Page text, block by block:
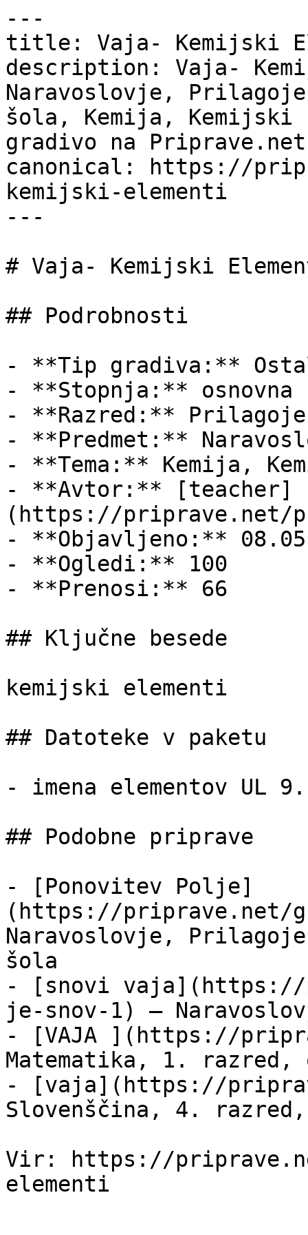
---
title: Vaja- Kemijski
description: Vaja-
Naravoslovje,
šola, Kemija, Kemijski
gradivo na
canonical: https://
kemijski-elementi
---
# Vaja- Kemijski
## Podrobnosti
- **Tip gradiva:**
- **Stopnja:** osnovna
- **Razred:**
- **Predmet:**
- **Tema:** Kemija,
- **Avtor:** [teacher]
(https://priprave.net/
- **Objavljeno:**
- **Ogledi:** 100
- **Prenosi:** 66
## Ključne besede
kemijski elementi
## Datoteke v paketu
- imena elementov UL
## Podobne priprave
- [Ponovitev Polje]
(https://priprave.net/
Naravoslovje,
šola
- [snovi vaja](https://
je-snov-1) —
- [VAJA ](https://
Matematika, 1. razred,
- [vaja](https://
Slovenščina, 4. razred,
Vir: https://